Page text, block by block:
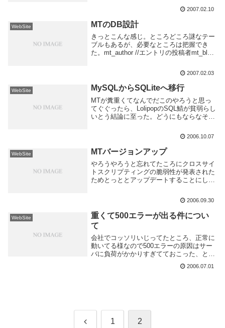
t_commentmt_tb_pingだと思ってた。しか
2007.02.10
WebSite MTのDB設計
きっとこんな感じ。ところどころ謎なテー
ブルもあるが、必要なところは把握でき
た。mt_author //エントリの投稿者mt_blog
mt_comment //コメントmt_con...
2007.02.03
WebSite MySQLからSQLiteへ移行
MTが糞重くてなんでだこのやろうと思っ
てぐぐったら、LolipopのSQL鯖が貧弱らし
いとう結論に至った。どうにもならなそう
MT_Database_Converter.ja_JP詳しい説明
はリンク先でよろしく。多分...
2006.10.07
WebSite MTバージョンアップ
やろうやろうと忘れてたころにクロスサイ
トスクリプティングの脆弱性が発表された
ためとっととアップデートすることにし
る。3.2のそのまま流用できるらしいけ
ど、シンプルにしたいから書き直した。あ
とは全...
2006.09.30
WebSite
重くて500エラーが出る件につい
て
会社でコッソリいじってたところ、正常に
動いてる様なので500エラーの原因はサー
バに負荷がかかりすぎてておこった、と思
が、エラーも出ずスムーズに進んだ。エン
2006.07.01
前 1 2